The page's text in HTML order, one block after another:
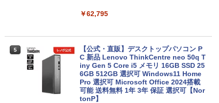
コンバック付き｜Windows11正式対応｜
インチ｜中古PC B5サイズ｜ノートパソ
コン 整備済み｜ノートパソコン
￥27,800
￥62,795
5
【公式・直販】デスクトップパソコン P
C 新品 Lenovo ThinkCentre neo 50q T
iny Gen 5 Core i5 メモリ 16GB SSD 25
6GB 512GB 選択可 Windows11 Home
Pro 選択可 Microsoft Office 2024搭載
可能 送料無料 1年 3年 保証 選択可【Nor
tonP】